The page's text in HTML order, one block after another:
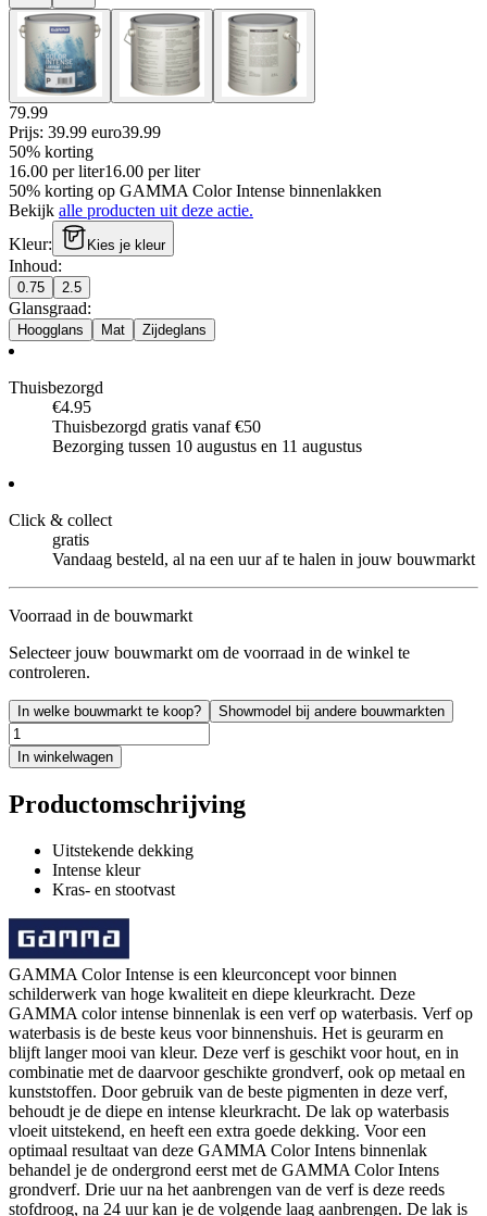
79.99
Prijs: 39.99 euro39.99
50% korting
16.00 per liter16.00 per liter
50% korting op GAMMA Color Intense binnenlakken
Bekijk alle producten uit deze actie.
Kleur: Kies je kleur
Inhoud:
0.75 2.5
Glansgraad:
Hoogglans Mat Zijdeglans
Thuisbezorgd
€4.95
Thuisbezorgd gratis vanaf €50
Bezorging tussen 10 augustus en 11 augustus
Click & collect
gratis
Vandaag besteld, al na een uur af te halen in jouw bouwmarkt
Voorraad in de bouwmarkt
Selecteer jouw bouwmarkt om de voorraad in de winkel te
controleren.
In welke bouwmarkt te koop? Showmodel bij andere bouwmarkten
In winkelwagen
Productomschrijving
Uitstekende dekking
Intense kleur
Kras- en stootvast
GAMMA Color Intense is een kleurconcept voor binnen
schilderwerk van hoge kwaliteit en diepe kleurkracht. Deze
GAMMA color intense binnenlak is een verf op waterbasis. Verf op
waterbasis is de beste keus voor binnenshuis. Het is geurarm en
blijft langer mooi van kleur. Deze verf is geschikt voor hout, en in
combinatie met de daarvoor geschikte grondverf, ook op metaal en
kunststoffen. Door gebruik van de beste pigmenten in deze verf,
behoudt je de diepe en intense kleurkracht. De lak op waterbasis
vloeit uitstekend, en heeft een extra goede dekking. Voor een
optimaal resultaat van deze GAMMA Color Intens binnenlak
behandel je de ondergrond eerst met de GAMMA Color Intens
grondverf. Drie uur na het aanbrengen van de verf is deze reeds
stofdroog, na 24 uur kan je de volgende laag aanbrengen. De lak is